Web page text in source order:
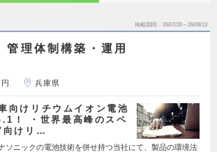
掲載期間 26/07/20～26/09/13
管理体制構築・運用
兵庫県
向けリチウムイオン電池
！ ・世界最高峰のスペ
向けリ…
ソニックの電池技術を併せ持つ当社にて、製品の環境法